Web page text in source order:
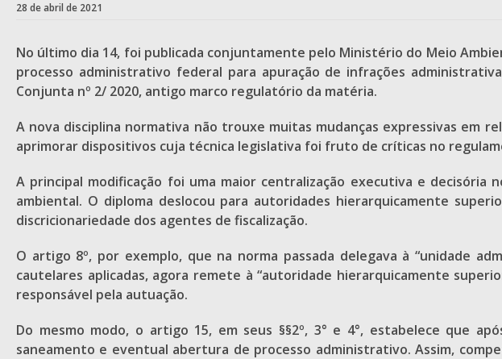
28 de abril de 2021
No último dia 14, foi publicada conjuntamente pelo Ministério do Meio
processo administrativo federal para apuração de infrações
Conjunta nº 2/ 2020, antigo marco regulatório da matéria.
A nova disciplina normativa não trouxe muitas mudanças expressivas em
aprimorar dispositivos cuja técnica legislativa foi fruto de críticas no
A principal modificação foi uma maior centralização executiva e
ambiental. O diploma deslocou para autoridades hierarquicamente
discricionariedade dos agentes de fiscalização.
O artigo 8º, por exemplo, que na norma passada delegava à “unidade
cautelares aplicadas, agora remete à “autoridade hierarquicamente
responsável pela autuação.
Do mesmo modo, o artigo 15, em seus §§2º, 3° e 4°, estabelece que
saneamento e eventual abertura de processo administrativo. Assim,